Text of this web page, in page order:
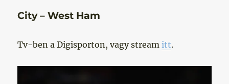
City – West Ham
Tv-ben a Digisporton, vagy streamitt.